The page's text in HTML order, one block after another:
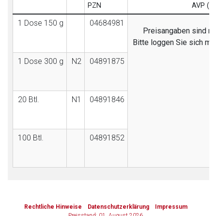
PZN AVP
1 Dose 150 g
04684981
Preisangaben sind
Bitte loggen Sie sich
1 Dose 300 g N2 04891875
20 Btl. N1 04891846
100 Btl. 04891852
Rechtliche Hinweise Datenschutzerklärung
Impressum